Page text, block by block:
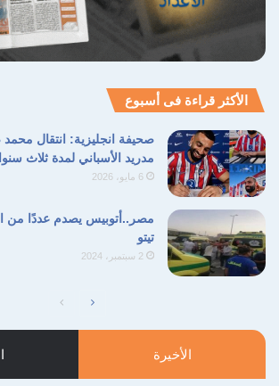
الأكثر قراءة فى أسبوع
صحيفة انجليزية: انتقال محمد
مدريد الأسباني لمدة ثلاث
6 مايو، 2026
مصر..أتوبيس يصدم عددًا من
تيتو
2 سبتمبر، 2024
الصفحةالصفحة
الأخيرة